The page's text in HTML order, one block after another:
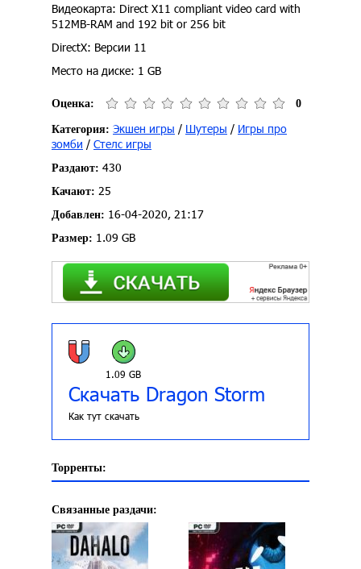
Видеокарта: Direct X11 compliant video card with
512MB-RAM and 192 bit or 256 bit
DirectX: Версии 11
Место на диске: 1 GB
Оценка: 0
Категория: Экшен игры / Шутеры / Игры про
зомби / Стелс игры
Раздают: 430
Качают: 25
Добавлен: 16-04-2020, 21:17
Размер: 1.09 GB
1.09 GB
Скачать Dragon Storm
Как тут скачать
Торренты:
Связанные раздачи: